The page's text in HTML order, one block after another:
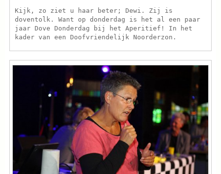
Kijk, zo ziet u haar beter; Dewi. Zij is
doventolk. Want op donderdag is het al een paar
jaar Dove Donderdag bij het Aperitief! In het
kader van een Doofvriendelijk Noorderzon.